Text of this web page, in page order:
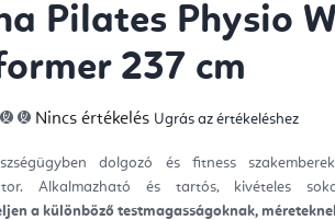
Pilates Physio
237 cm
A
termék
5-
ből
0,0
csillag.
Nincs értékelés Ugrás az értékeléshez
dolgozó és fitness
Alkalmazható és tartós, kivételes
a különböző testmagasságoknak,